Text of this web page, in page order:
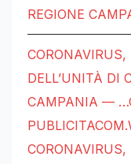
REGIONE
DELL’UNITÀ DI
CAMPANIA —